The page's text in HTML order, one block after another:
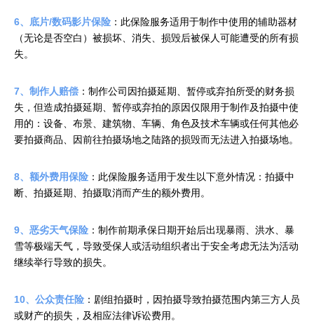
6、底片/数码影片保险 ：此保险服务适用于制作中使用的辅助器材
（无论是否空白）被损坏、消失、损毁后被保人可能遭受的所有损
失。
7、制作人赔偿 ：制作公司因拍摄延期、暂停或弃拍所受的财务损
失，但造成拍摄延期、暂停或弃拍的原因仅限用于制作及拍摄中使
用的：设备、布景、建筑物、车辆、角色及技术车辆或任何其他必
要拍摄商品、因前往拍摄场地之陆路的损毁而无法进入拍摄场地。
8、额外费用保险 ：此保险服务适用于发生以下意外情况：拍摄中
断、拍摄延期、拍摄取消而产生的额外费用。
9、恶劣天气保险 ：制作前期承保日期开始后出现暴雨、洪水、暴
雪等极端天气，导致受保人或活动组织者出于安全考虑无法为活动
继续举行导致的损失。
10、公众责任险 ：剧组拍摄时，因拍摄导致拍摄范围内第三方人员
或财产的损失，及相应法律诉讼费用。